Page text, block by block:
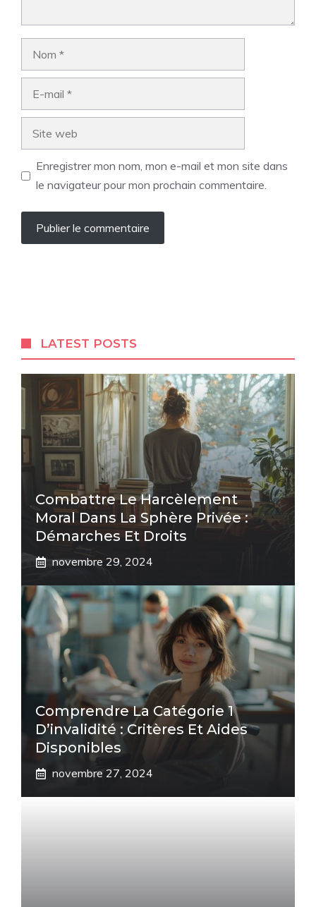
Enregistrer mon nom, mon e-mail et mon site dans
le navigateur pour mon prochain commentaire.
LATEST POSTS
Combattre Le Harcèlement
Moral Dans La Sphère Privée :
Démarches Et Droits
novembre 29, 2024
Comprendre La Catégorie 1
D’invalidité : Critères Et Aides
Disponibles
novembre 27, 2024